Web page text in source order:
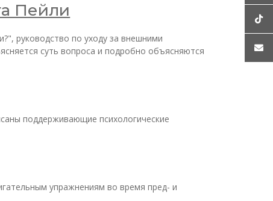
Пейли
руководство по уходу за внешними
суть вопроса и подробно объясняются
поддерживающие психологические
упражнениям во время пред- и